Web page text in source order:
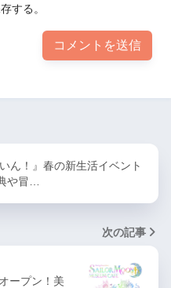
する。
ん！』春の新生活イベント
や冒…
次の記事
ープン！美